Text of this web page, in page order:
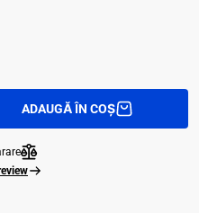
ADAUGĂ ÎN COȘ